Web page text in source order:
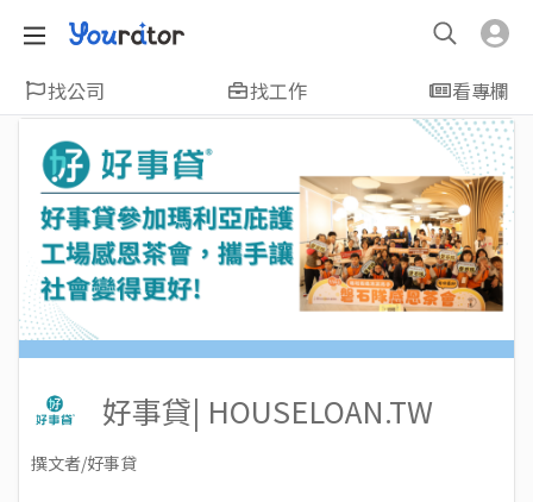
找公司 找工作 看專欄
好事貸| HOUSELOAN.TW
撰文者/好事貸